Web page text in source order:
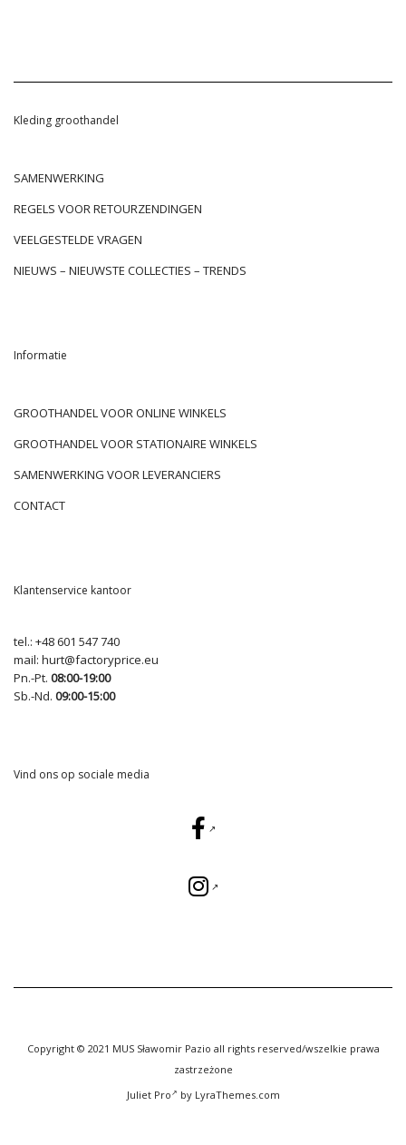
Kleding groothandel
SAMENWERKING
REGELS VOOR RETOURZENDINGEN
VEELGESTELDE VRAGEN
NIEUWS – NIEUWSTE COLLECTIES – TRENDS
Informatie
GROOTHANDEL VOOR ONLINE WINKELS
GROOTHANDEL VOOR STATIONAIRE WINKELS
SAMENWERKING VOOR LEVERANCIERS
CONTACT
Klantenservice kantoor
tel.: +48 601 547 740
mail: hurt@factoryprice.eu
Pn.-Pt. 08:00-19:00
Sb.-Nd. 09:00-15:00
Vind ons op sociale media
Copyright © 2021 MUS Sławomir Pazio all rights reserved/wszelkie prawa
zastrzeżone
Juliet Pro
by LyraThemes.com